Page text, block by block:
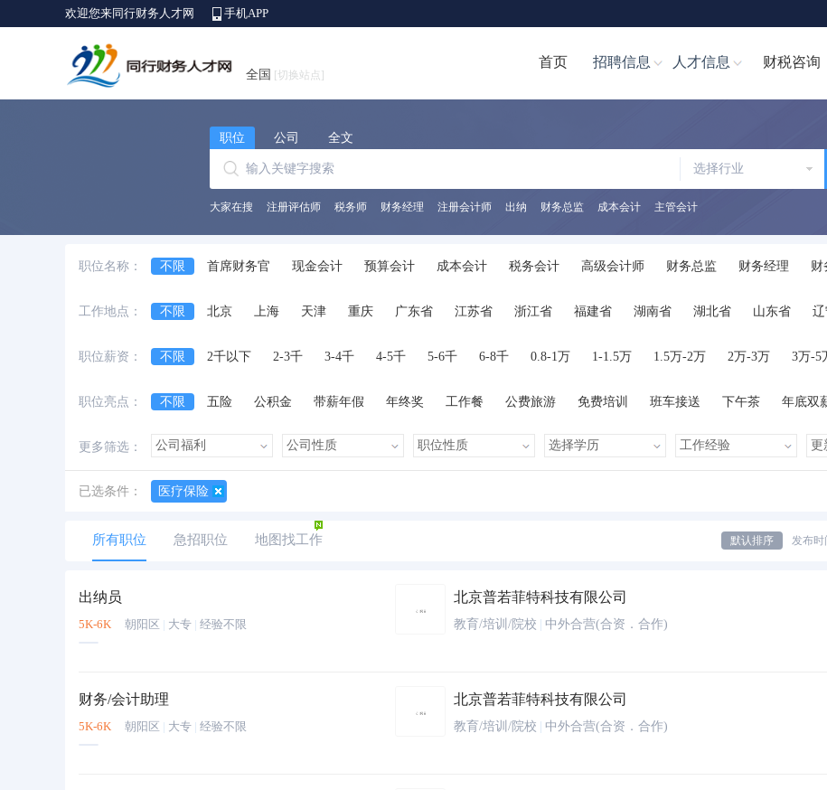
欢迎您来同行财务人才网 手机APP
全国 [切换站点]
首页 招聘信息 人才信息 财税咨询
职位 公司 全文
选择行业
大家在搜 注册评估师 税务师 财务经理 注册会计师 出纳 财务总监 成本会计 主管会计
职位名称： 不限 首席财务官 现金会计 预算会计 成本会计 税务会计 高级会计师 财务总监 财务经理 财
中级会计师
审计经理/主管 审计专员/助理 税务经理 税务专员/助理 统计员 其他职位
工作地点： 不限 北京 上海 天津 重庆 广东省 江苏省 浙江省 福建省 湖南省 湖北省 山东省
台湾省
香港
职位薪资： 不限 2千以下 2-3千 3-4千 4-5千 5-6千 6-8千 0.8-1万 1-1.5万 1.5万-2万 2万-3万 3万-5
职位亮点： 不限 五险 公积金 带薪年假 年终奖 工作餐 公费旅游 免费培训 班车接送 下午茶 年底双
更多筛选：
已选条件： 医疗保险
所有职位 急招职位 地图找工作 默认排序 发布时
出纳员
5K-6K 朝阳区 | 大专 | 经验不限
北京普若菲特科技有限公司
教育/培训/院校 中外合营(合资．合作)
财务/会计助理
5K-6K 朝阳区 | 大专 | 经验不限
北京普若菲特科技有限公司
教育/培训/院校 中外合营(合资．合作)